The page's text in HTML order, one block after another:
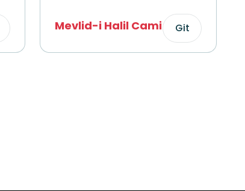
Mevlid-i Halil Cami Git